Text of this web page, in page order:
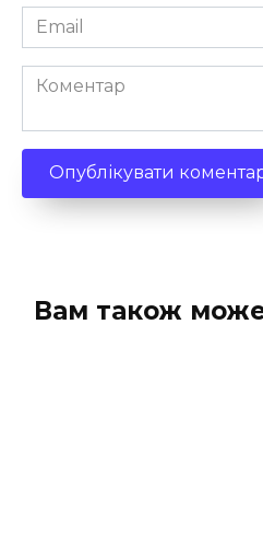
Email
*
Коментар
Вам також